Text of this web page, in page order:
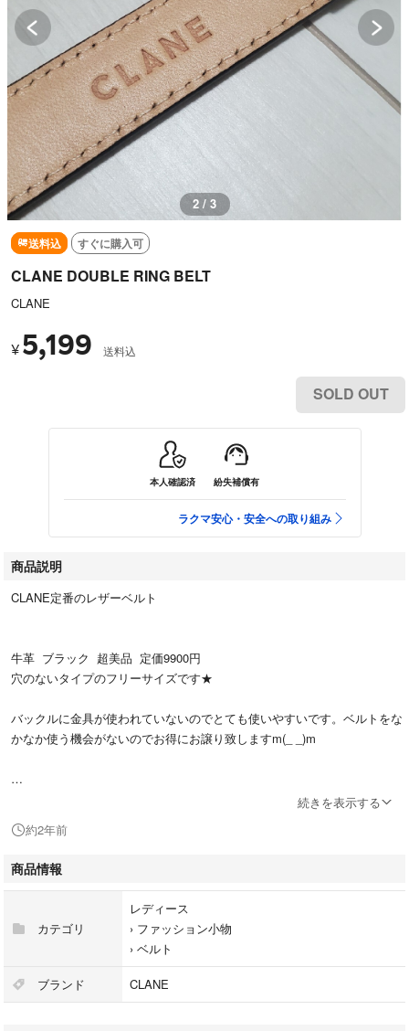
2 / 3
送料込 すぐに購入可
CLANE DOUBLE RING BELT
CLANE
¥ 5,199 送料込
SOLD OUT
本人確認済 紛失補償有
ラクマ安心・安全への取り組み
商品説明
CLANE定番のレザーベルト
牛革 ブラック 超美品 定価9900円
穴のないタイプのフリーサイズです★
バックルに金具が使われていないのでとても使いやすいです。ベルトをな
かなか使う機会がないのでお得にお譲り致しますm(_ _)m
メタルリングを革で巻いてる上品な印象の細ベルトです。バックルを使わ
ず、２つのリングに通して調節できるので色々な位置で使えるベルトで
す。
実寸サイズ 幅2cm 全長104cm
続きを表示する
約2年前
商品情報
カテゴリ
レディース
› ファッション小物
› ベルト
ブランド CLANE